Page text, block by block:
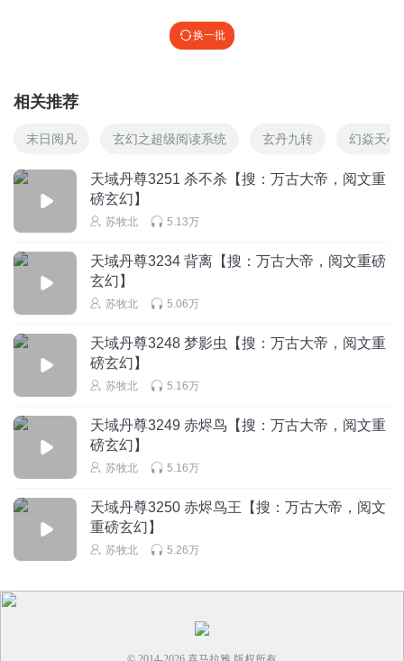
换一批
相关推荐
末日阅凡 玄幻之超级阅读系统 玄丹九转 幻焱天心
天域丹尊3251 杀不杀【搜：万古大帝，阅文重
磅玄幻】
苏牧北 5.13万
天域丹尊3234 背离【搜：万古大帝，阅文重磅
玄幻】
苏牧北 5.06万
天域丹尊3248 梦影虫【搜：万古大帝，阅文重
磅玄幻】
苏牧北 5.16万
天域丹尊3249 赤烬鸟【搜：万古大帝，阅文重
磅玄幻】
苏牧北 5.16万
天域丹尊3250 赤烬鸟王【搜：万古大帝，阅文
重磅玄幻】
苏牧北 5.26万